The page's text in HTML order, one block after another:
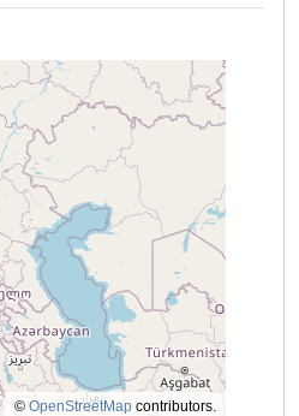
© OpenStreetMap contributors.